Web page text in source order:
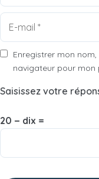
Enregistrer mon
navigateur pour mon
Saisissez votre
20 − dix =